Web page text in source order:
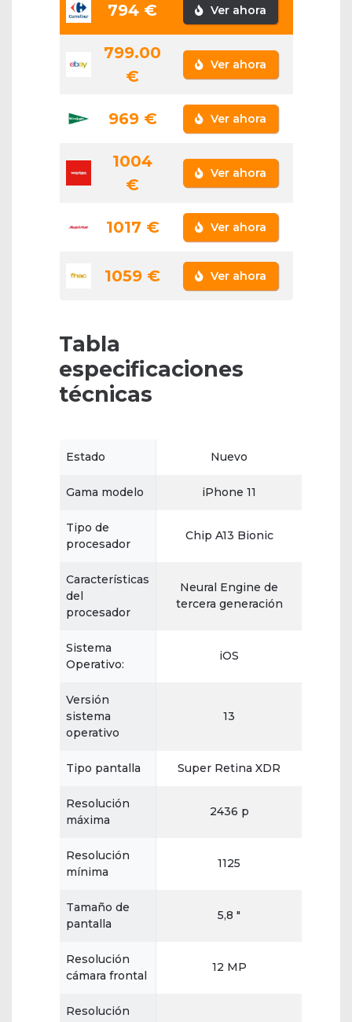
794 € Ver ahora
799.00
€
Ver ahora
969 € Ver ahora
1004
€
Ver ahora
1017 € Ver ahora
1059 € Ver ahora
Tabla
especificaciones
técnicas
Estado Nuevo
Gama modelo iPhone 11
Tipo de
procesador
Chip A13 Bionic
Características
del
procesador
Neural Engine de
tercera generación
Sistema
Operativo:
iOS
Versión
sistema
operativo
13
Tipo pantalla Super Retina XDR
Resolución
máxima
2436 p
Resolución
mínima
1125
Tamaño de
pantalla
5,8 "
Resolución
cámara frontal
12 MP
Resolución